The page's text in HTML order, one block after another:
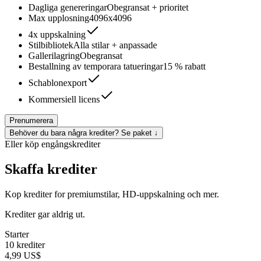
Dagliga genereringarObegransat + prioritet
Max upplosning4096x4096
4x uppskalning
StilbibliotekAlla stilar + anpassade
GallerilagringObegransat
Bestallning av temporara tatueringar15 % rabatt
Schablonexport
Kommersiell licens
Prenumerera
Behöver du bara några krediter? Se paket ↓
Eller köp engångskrediter
Skaffa krediter
Kop krediter for premiumstilar, HD-uppskalning och mer.
Krediter gar aldrig ut.
Starter
10 krediter
4,99 US$